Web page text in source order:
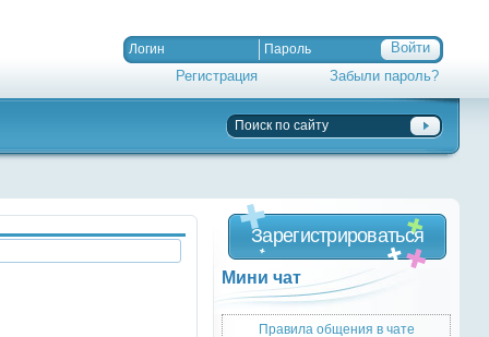
Регистрация Забыли пароль?
Зарегистрироваться
Мини чат
Правила общения в чате